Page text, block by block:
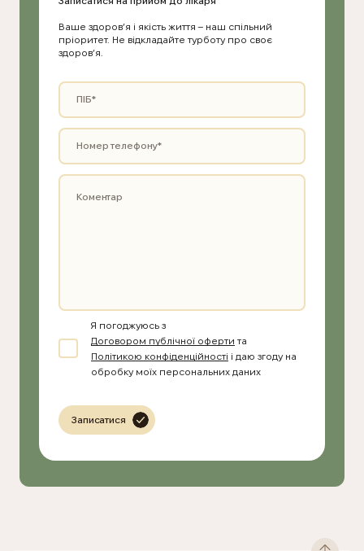
Ваше здоров’я і якість життя – наш спільний
пріоритет. Не відкладайте турботу про своє
здоров’я.
Я погоджуюсь з
Договором публічної оферти та
Політикою конфіденційності і даю згоду на
обробку моїх персональних даних
Записатися